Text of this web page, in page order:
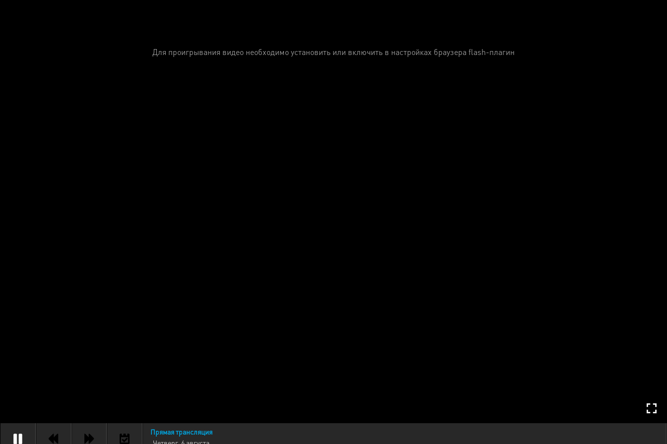
Для проигрывания видео необходимо установить или включить в настройках браузера flash-плагин
Прямая трансляция